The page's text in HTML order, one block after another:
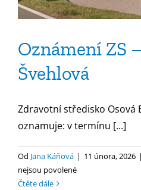
Oznámení ZS
Švehlová
Zdravotní středisko Osová
oznamuje: v termínu [...]
Od Jana Káňová | 11 února, 2026 |
nejsou povolenéu
Čtěte dále